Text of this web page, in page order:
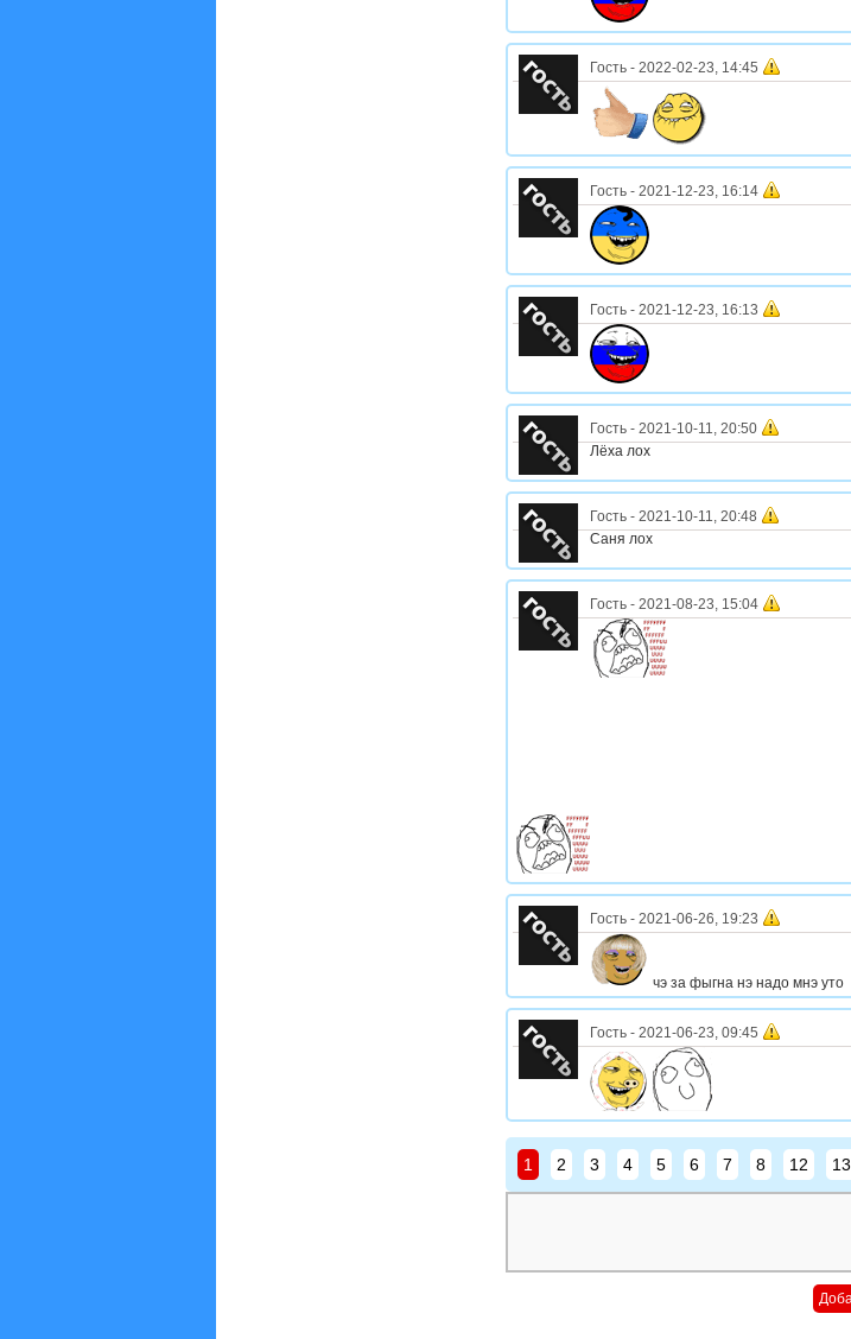
Гость- 2022-02-23, 14:45
Гость- 2021-12-23, 16:14
Гость- 2021-12-23, 16:13
Гость- 2021-10-11, 20:50
Лёха лох
Гость- 2021-10-11, 20:48
Саня лох
Гость- 2021-08-23, 15:04
Гость- 2021-06-26, 19:23
чэ за фыгна нэ надо мнэ уто
Гость- 2021-06-23, 09:45
1 2 3 4 5 6 7 8 12 13